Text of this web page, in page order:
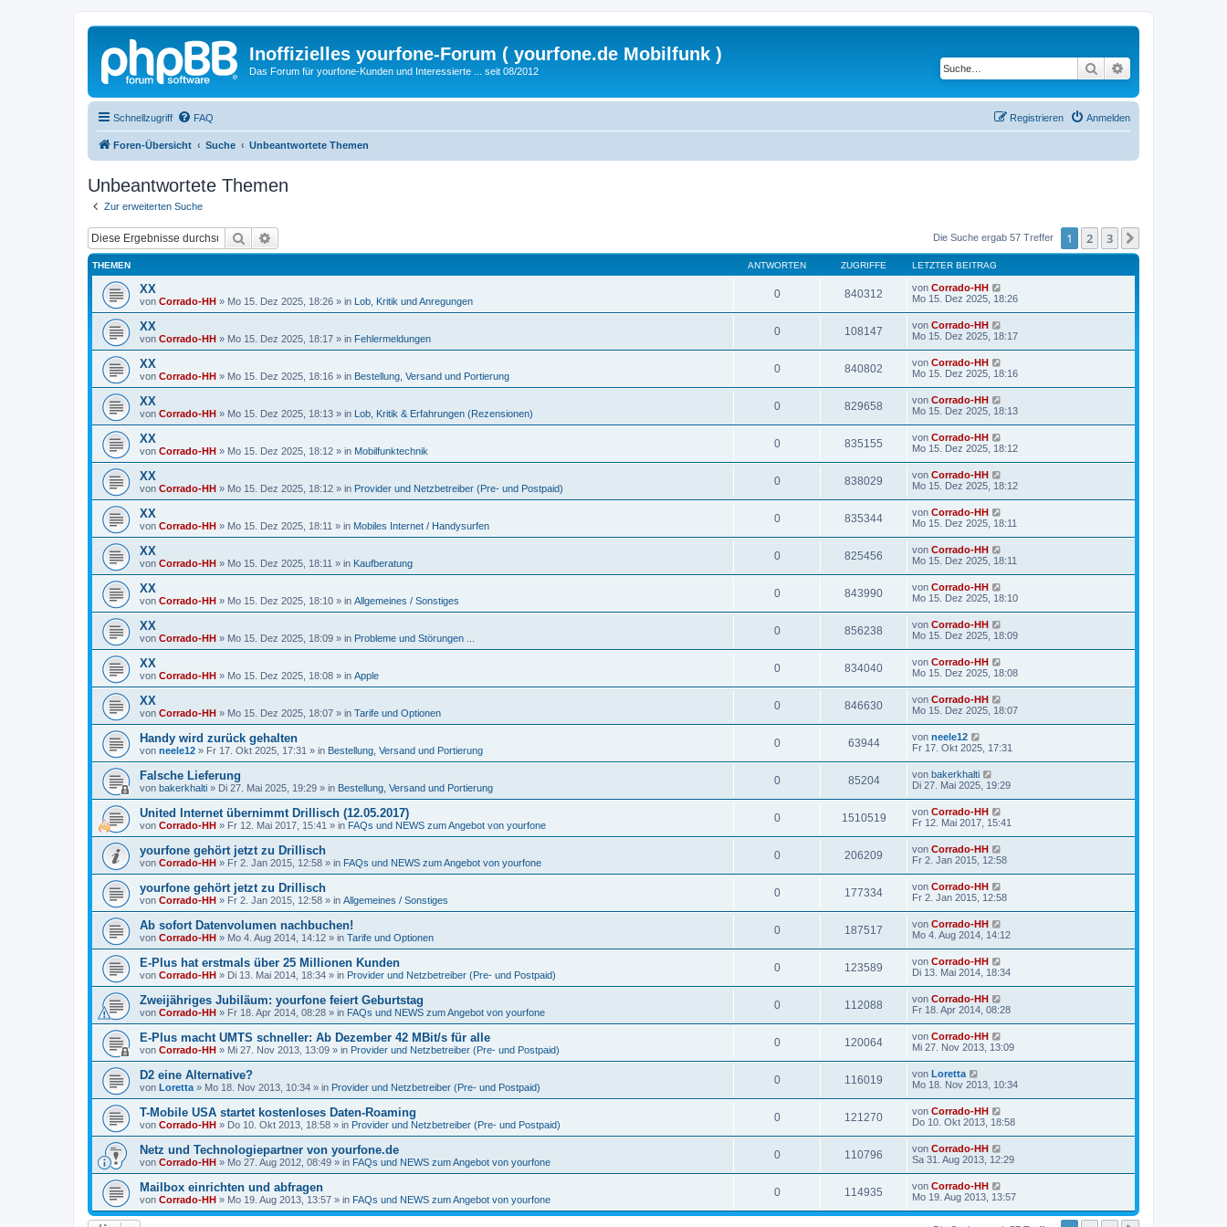
Inoffizielles yourfone-Forum ( yourfone.de Mobilfunk )
Das Forum für yourfone-Kunden und Interessierte ... seit 08/2012 Suche
Schnellzugriff FAQ Anmelden
Registrieren
Foren-Übersicht Suche Unbeantwortete Themen
Unbeantwortete Themen
Zur erweiterten Suche
Suche Die Suche ergab 57 Treffer 1 2 3
THEMEN ANTWORTEN ZUGRIFFE LETZTER BEITRAG
XX
von Corrado-HH » Mo 15. Dez 2025, 18:26 » in Lob, Kritik und Anregungen
0 840312 von Corrado-HH
Mo 15. Dez 2025, 18:26
XX
von Corrado-HH » Mo 15. Dez 2025, 18:17 » in Fehlermeldungen
0 108147 von Corrado-HH
Mo 15. Dez 2025, 18:17
XX
von Corrado-HH » Mo 15. Dez 2025, 18:16 » in Bestellung, Versand und Portierung
0 840802 von Corrado-HH
Mo 15. Dez 2025, 18:16
XX
von Corrado-HH » Mo 15. Dez 2025, 18:13 » in Lob, Kritik & Erfahrungen (Rezensionen)
0 829658 von Corrado-HH
Mo 15. Dez 2025, 18:13
XX
von Corrado-HH » Mo 15. Dez 2025, 18:12 » in Mobilfunktechnik
0 835155 von Corrado-HH
Mo 15. Dez 2025, 18:12
XX
von Corrado-HH » Mo 15. Dez 2025, 18:12 » in Provider und Netzbetreiber (Pre- und Postpaid)
0 838029 von Corrado-HH
Mo 15. Dez 2025, 18:12
XX
von Corrado-HH » Mo 15. Dez 2025, 18:11 » in Mobiles Internet / Handysurfen
0 835344 von Corrado-HH
Mo 15. Dez 2025, 18:11
XX
von Corrado-HH » Mo 15. Dez 2025, 18:11 » in Kaufberatung
0 825456 von Corrado-HH
Mo 15. Dez 2025, 18:11
XX
von Corrado-HH » Mo 15. Dez 2025, 18:10 » in Allgemeines / Sonstiges
0 843990 von Corrado-HH
Mo 15. Dez 2025, 18:10
XX
von Corrado-HH » Mo 15. Dez 2025, 18:09 » in Probleme und Störungen ...
0 856238 von Corrado-HH
Mo 15. Dez 2025, 18:09
XX
von Corrado-HH » Mo 15. Dez 2025, 18:08 » in Apple
0 834040 von Corrado-HH
Mo 15. Dez 2025, 18:08
XX
von Corrado-HH » Mo 15. Dez 2025, 18:07 » in Tarife und Optionen
0 846630 von Corrado-HH
Mo 15. Dez 2025, 18:07
Handy wird zurück gehalten
von neele12 » Fr 17. Okt 2025, 17:31 » in Bestellung, Versand und Portierung
0 63944 von neele12
Fr 17. Okt 2025, 17:31
Falsche Lieferung
von bakerkhalti » Di 27. Mai 2025, 19:29 » in Bestellung, Versand und Portierung
0 85204 von bakerkhalti
Di 27. Mai 2025, 19:29
United Internet übernimmt Drillisch (12.05.2017)
von Corrado-HH » Fr 12. Mai 2017, 15:41 » in FAQs und NEWS zum Angebot von yourfone
0 1510519 von Corrado-HH
Fr 12. Mai 2017, 15:41
yourfone gehört jetzt zu Drillisch
von Corrado-HH » Fr 2. Jan 2015, 12:58 » in FAQs und NEWS zum Angebot von yourfone
0 206209 von Corrado-HH
Fr 2. Jan 2015, 12:58
yourfone gehört jetzt zu Drillisch
von Corrado-HH » Fr 2. Jan 2015, 12:58 » in Allgemeines / Sonstiges
0 177334 von Corrado-HH
Fr 2. Jan 2015, 12:58
Ab sofort Datenvolumen nachbuchen!
von Corrado-HH » Mo 4. Aug 2014, 14:12 » in Tarife und Optionen
0 187517 von Corrado-HH
Mo 4. Aug 2014, 14:12
E-Plus hat erstmals über 25 Millionen Kunden
von Corrado-HH » Di 13. Mai 2014, 18:34 » in Provider und Netzbetreiber (Pre- und Postpaid)
0 123589 von Corrado-HH
Di 13. Mai 2014, 18:34
Zweijähriges Jubiläum: yourfone feiert Geburtstag
von Corrado-HH » Fr 18. Apr 2014, 08:28 » in FAQs und NEWS zum Angebot von yourfone
0 112088 von Corrado-HH
Fr 18. Apr 2014, 08:28
E-Plus macht UMTS schneller: Ab Dezember 42 MBit/s für alle
von Corrado-HH » Mi 27. Nov 2013, 13:09 » in Provider und Netzbetreiber (Pre- und Postpaid)
0 120064 von Corrado-HH
Mi 27. Nov 2013, 13:09
D2 eine Alternative?
von Loretta » Mo 18. Nov 2013, 10:34 » in Provider und Netzbetreiber (Pre- und Postpaid)
0 116019 von Loretta
Mo 18. Nov 2013, 10:34
T-Mobile USA startet kostenloses Daten-Roaming
von Corrado-HH » Do 10. Okt 2013, 18:58 » in Provider und Netzbetreiber (Pre- und Postpaid)
0 121270 von Corrado-HH
Do 10. Okt 2013, 18:58
Netz und Technologiepartner von yourfone.de
von Corrado-HH » Mo 27. Aug 2012, 08:49 » in FAQs und NEWS zum Angebot von yourfone
0 110796 von Corrado-HH
Sa 31. Aug 2013, 12:29
Mailbox einrichten und abfragen
von Corrado-HH » Mo 19. Aug 2013, 13:57 » in FAQs und NEWS zum Angebot von yourfone
0 114935 von Corrado-HH
Mo 19. Aug 2013, 13:57